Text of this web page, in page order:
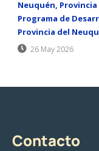
Neuquén,
Programa de
Provincia del
26 May 2026
Contacto